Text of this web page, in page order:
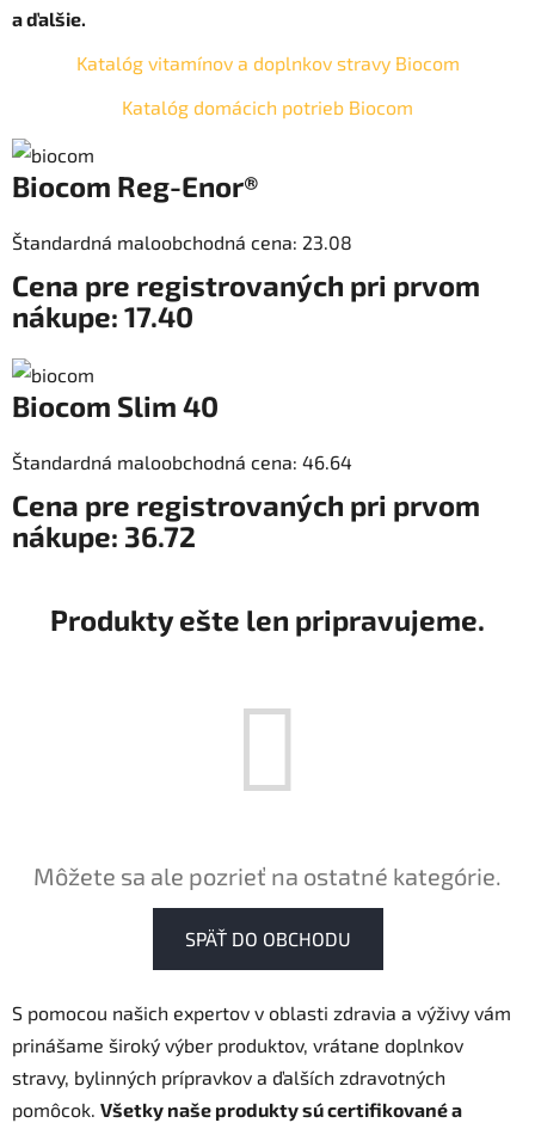
a ďalšie.
Katalóg vitamínov a doplnkov stravy Biocom
Katalóg domácich potrieb Biocom
Biocom Reg-Enor®
Štandardná maloobchodná cena: 23.08
Cena pre registrovaných pri prvom
nákupe: 17.40
Biocom Slim 40
Štandardná maloobchodná cena: 46.64
Cena pre registrovaných pri prvom
nákupe: 36.72
Produkty ešte len pripravujeme.
Môžete sa ale pozrieť na ostatné kategórie.
SPÄŤ DO OBCHODU
S pomocou našich expertov v oblasti zdravia a výživy vám
prinášame široký výber produktov, vrátane doplnkov
stravy, bylinných prípravkov a ďalších zdravotných
pomôcok. Všetky naše produkty sú certifikované a